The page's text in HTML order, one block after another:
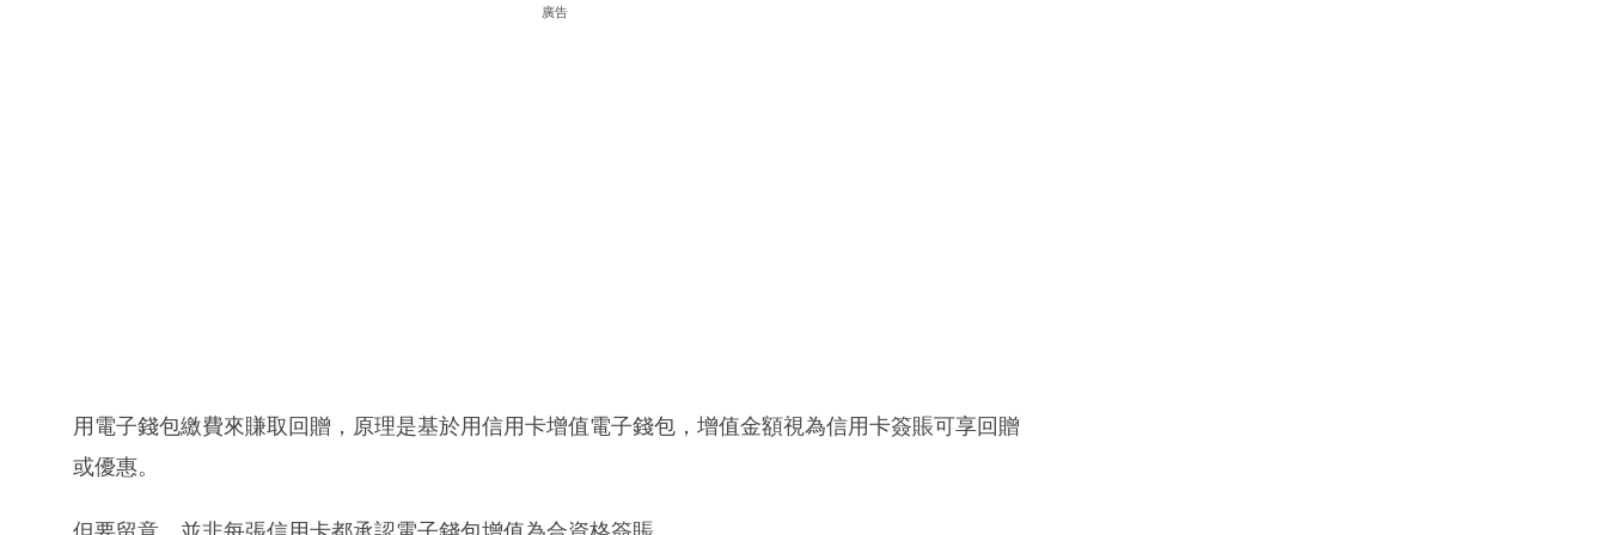
廣告
用電子錢包繳費來賺取回贈，原理是基於用信用卡增值電子錢包，增值金額視為信用卡簽賬可享回贈
或優惠。